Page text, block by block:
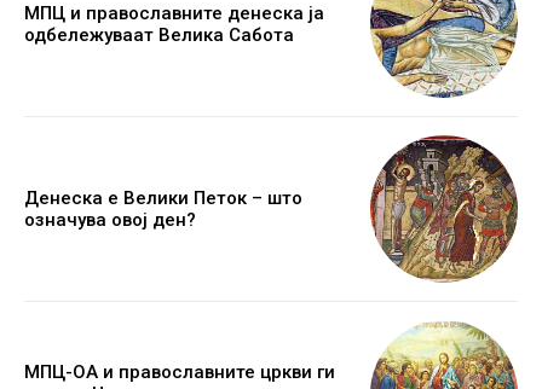
МПЦ и православните денеска ја
одбележуваат Велика Сабота
Денеска е Велики Петок – што
означува овој ден?
МПЦ-ОА и православните цркви ги